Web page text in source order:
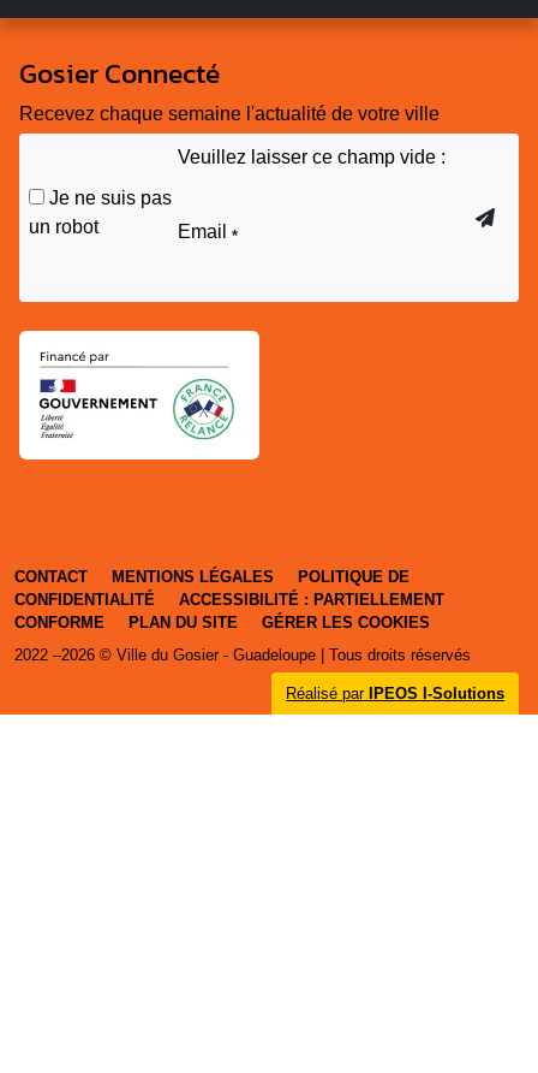
Gosier Connecté
Recevez chaque semaine l'actualité de votre ville
Je ne suis pas
un robot
Veuillez laisser ce champ vide :
Email *
CONTACT MENTIONS LÉGALES
POLITIQUE DE
CONFIDENTIALITÉ
ACCESSIBILITÉ : PARTIELLEMENT
CONFORME
PLAN DU SITE
GÉRER LES COOKIES
2022 –2026 © Ville du Gosier - Guadeloupe | Tous droits réservés
Réalisé par IPEOS I-Solutions